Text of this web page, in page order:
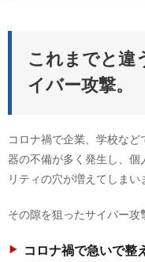
これまでと違
イバー攻撃。
コロナ禍で企業、学校な
器の不備が多く発生し、個
リティの穴が増えてしまい
その隙を狙ったサイバー攻
コロナ禍で急いで整